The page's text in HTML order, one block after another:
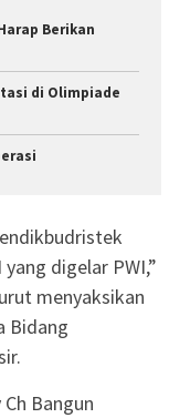
Berikan
di Olimpiade
digelar PWI,”
menyaksikan
Bidang
Bangun